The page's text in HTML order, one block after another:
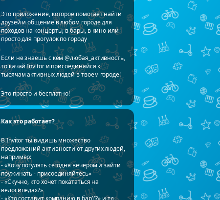
Это приложение, которое помогает найти
друзей и общение в любом городе для
походов на концерты, в бары, в кино или
просто для прогулок по городу
Если не знаешь с кем @любая_активность,
то качай Invitor и присоединяйся к
тысячам активных людей в твоем городе!
Это просто и бесплатно!
Как это работает?
В Invitor ты видишь множество
предложений активности от других людей,
например:
- «Хочу погулять сегодня вечером и зайти
поужинать - присоединяйтесь»
- «Скучно, кто хочет покататься на
велосипедах?»